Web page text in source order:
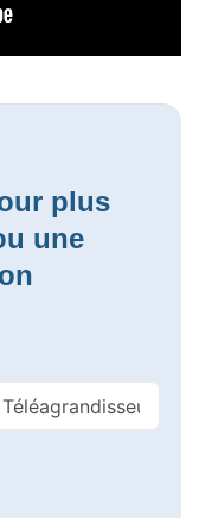
plus
une